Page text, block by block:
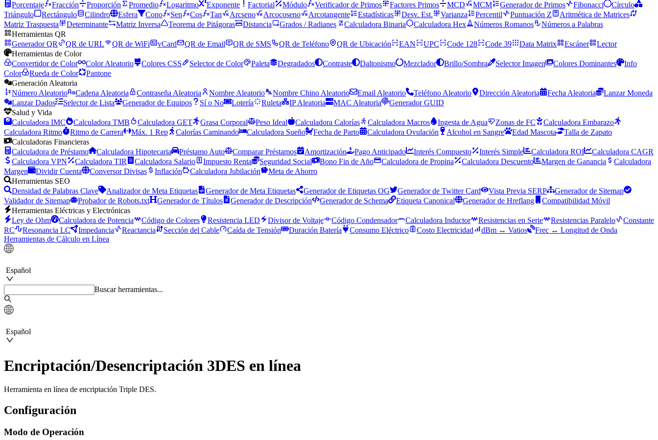
Porcentaje
Fracción Proporción Promedio Logaritmo Exponente Factorial Módulo Verificador de Primos Factores Primos MCD MCM Generador de Primos Fibonacci
Círculo
Triángulo
Rectángulo Cilindro Esfera Cono Sen Cos Tan Arcseno Arcocoseno Arcotangente Estadísticas Desv. Est. Varianza Percentil Puntuación Z
Aritmética de Matrices
Matriz Traspuesta
Determinante Matriz Inversa Teorema de Pitágoras Distancia Grados / Radianes Calculadora Binaria Calculadora Hex Números Romanos
Números a Palabras
Herramientas QR
Generador QR
QR de URL QR de WiFi vCard QR de Email QR de SMS QR de Teléfono QR de Ubicación EAN UPC Code 128 Code 39 Data Matrix Escáner
Lector
Herramientas de Color
Convertidor de Color
Color Aleatorio Colores CSS Selector de Color Paleta Degradados Contraste Daltonismo Mezclador Brillo/Sombra Selector Imagen Colores Dominantes
Info
Color
Rueda de Color
Pantone
Generación Aleatoria
Número Aleatorio
Cadena Aleatoria Contraseña Aleatoria Nombre Aleatorio Nombre Chino Aleatorio Email Aleatorio Teléfono Aleatorio Dirección Aleatoria Fecha Aleatoria
Lanzar Moneda
Lanzar Dados
Selector de Lista Generador de Equipos Sí o No Lotería Ruleta IP Aleatoria MAC Aleatoria
Generador GUID
Salud y Vida
Calculadora IMC
Calculadora TMB Calculadora GET Grasa Corporal Peso Ideal Calculadora Calorías Calculadora Macros Ingesta de Agua Zonas de FC
Calculadora Embarazo
Calculadora Ritmo
Ritmo de Carrera Máx. 1 Rep Calorías Caminando Calculadora Sueño Fecha de Parto Calculadora Ovulación Alcohol en Sangre Edad Mascota
Talla de Zapato
Calculadoras Financieras
Calculadora de Préstamo
Calculadora Hipotecaria Préstamo Auto Comparar Préstamos Amortización Pago Anticipado Interés Compuesto Interés Simple Calculadora ROI
Calculadora CAGR
Calculadora VPN
Calculadora TIR Calculadora Salario Impuesto Renta Seguridad Social Bono Fin de Año Calculadora de Propina Calculadora Descuento Margen de Ganancia
Calculadora
Margen
Dividir Cuenta Conversor Divisas Inflación Calculadora Jubilación
Meta de Ahorro
Herramientas SEO
Densidad de Palabras Clave
Analizador de Meta Etiquetas Generador de Meta Etiquetas Generador de Etiquetas OG Generador de Twitter Card Vista Previa SERP
Generador de Sitemap
Validador de Sitemap
Probador de Robots.txt Generador de Títulos Generador de Descripción Generador de Schema Etiqueta Canonical Generador de Hreflang
Compatibilidad Móvil
Herramientas Eléctricas y Electrónicas
Ley de Ohm
Calculadora de Potencia Código de Colores Resistencia LED Divisor de Voltaje Código Condensador Calculadora Inductor Resistencias en Serie Resistencias Paralelo
Constante
RC
Resonancia LC Impedancia Reactancia Sección del Cable Caída de Tensión Duración Batería Consumo Eléctrico Costo Electricidad dBm ↔ Vatios
Frec ↔ Longitud de Onda
Herramientas de Cálculo en Línea
Español
Buscar herramientas...
Español
Encriptación/Desencriptación 3DES en línea
Herramienta en línea de encriptación Triple DES.
Configuración
Modo de Operación